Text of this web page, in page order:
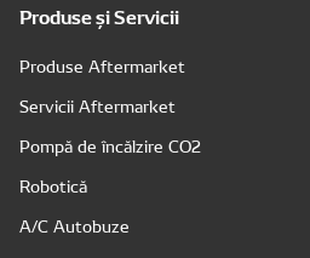
Produse și Servicii
Produse Aftermarket
Servicii Aftermarket
Pompă de încălzire CO2
Robotică
A/C Autobuze